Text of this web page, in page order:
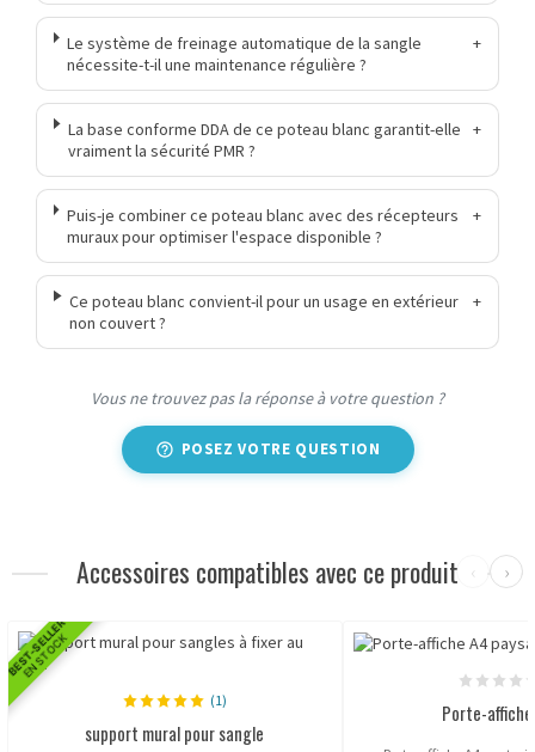
Le système de freinage automatique de la sangle
nécessite-t-il une maintenance régulière ?
+
La base conforme DDA de ce poteau blanc garantit-elle
vraiment la sécurité PMR ?
+
Puis-je combiner ce poteau blanc avec des récepteurs
muraux pour optimiser l'espace disponible ?
+
Ce poteau blanc convient-il pour un usage en extérieur
non couvert ?
+
Vous ne trouvez pas la réponse à votre question ?
POSEZ VOTRE QUESTION
Accessoires compatibles avec ce produit ‹ ›
BEST-SELLER
EN STOCK
(1)
support mural pour sangle
Porte-affiche